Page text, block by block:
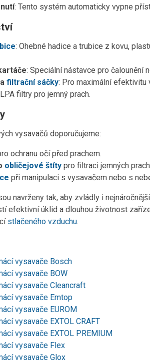
: Tento systém automaticky vypne
: Ohebné hadice a trubice z kovu,
: Speciální nástavce pro čalounění
a filtrační sáčky: Pro maximální efektivitu
filtry pro jemný prach.
vysavačů doporučujeme:
ochranu očí před prachem.
obličejové štíty pro filtraci jemných
při manipulaci s vysavačem nebo s
navrženy tak, aby zvládly i
efektivní úklid a dlouhou životnost
stlačeného vzduchu.
vysavače Bosch
vysavače BOW
vysavače Cleancraft
vysavače Emtop
vysavače EUROM
vysavače EXTOL CRAFT
vysavače EXTOL PREMIUM
vysavače Flex
vysavače Glox